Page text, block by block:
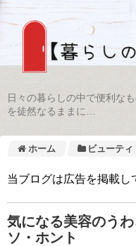
日々の暮らしの中で便利な
を徒然なるままに…
ホーム ビューティ
当ブログは広告を掲載し
気になる美容のう
ソ・ホント